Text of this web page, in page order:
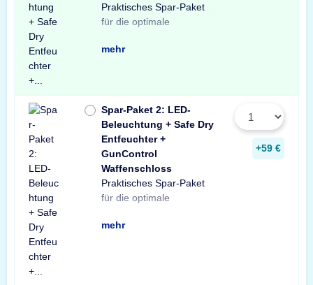
Praktisches Spar-Paket
für die optimale
Ausstattung Ihres
Tresors. Das Spar-Paket
besteht aus einer X-Light
LED-Tresorbeleuchtung
mit Bewegungssensor,
einem Safe Dry
Entfeuchter für Schränke
und Tresore sowie einer
temperaturbeständigen
Dokumententasche.
Profitieren Sie von dem
unschlagbaren
mehr
Spar-Paket 2: LED-
Beleuchtung + Safe Dry
Entfeuchter +
GunControl
Waffenschloss
Praktisches Spar-Paket
für die optimale
Ausstattung Ihres
Waffenschranks. Das
Spar-Paket besteht aus
einer X-Light LED-
Tresorbeleuchtung mit
Bewegungssensor, einem
Safe Dry Entfeuchter für
Schränke und Tresore
sowie einem GunControl
Waffenschloss. Profitieren
Sie von dem
unschlagbaren
mehr
+59 €